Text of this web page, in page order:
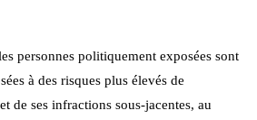
personnes politiquement exposées sont
à des risques plus élevés de
de ses infractions sous-jacentes, au